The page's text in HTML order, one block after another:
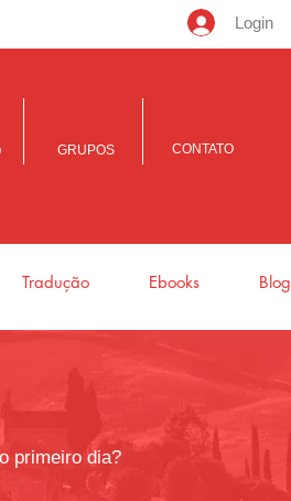
Login
GRUPOS CONTATO
Tradução Ebooks Blog
primeiro dia?